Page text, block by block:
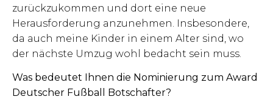
zurückzukommen und dort eine neue
Herausforderung anzunehmen. Insbesondere,
da auch meine Kinder in einem Alter sind, wo
der nächste Umzug wohl bedacht sein muss.
Was bedeutet Ihnen die Nominierung zum Award
Deutscher Fußball Botschafter?